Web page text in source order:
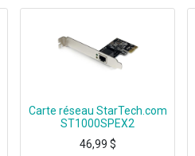
Carte réseau StarTech.com
ST1000SPEX2
46,99 $